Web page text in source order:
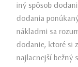
iný spôsob
dodania
nákladmi sa
dodanie, ktoré si
najlacnejší bežný